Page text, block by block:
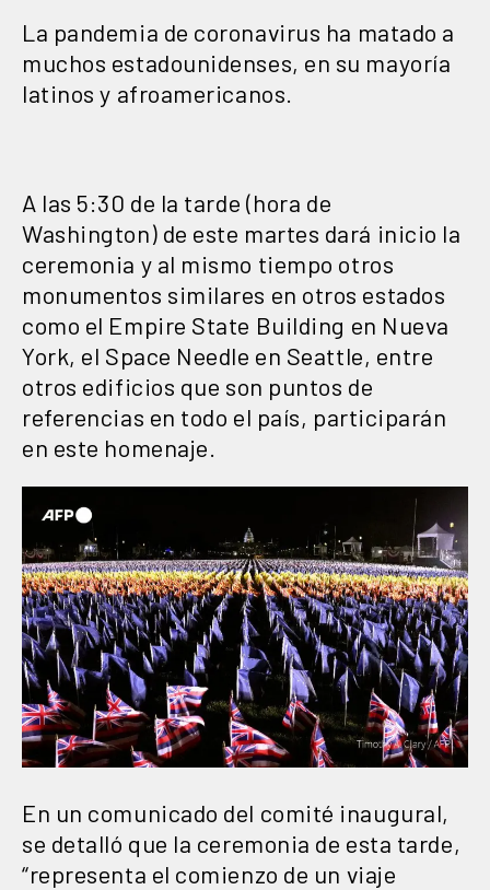
La pandemia de coronavirus ha matado a
muchos estadounidenses, en su mayoría
latinos y afroamericanos.
A las 5:30 de la tarde (hora de
Washington) de este martes dará inicio la
ceremonia y al mismo tiempo otros
monumentos similares en otros estados
como el Empire State Building en Nueva
York, el Space Needle en Seattle, entre
otros edificios que son puntos de
referencias en todo el país, participarán
en este homenaje.
En un comunicado del comité inaugural,
se detalló que la ceremonia de esta tarde,
“representa el comienzo de un viaje